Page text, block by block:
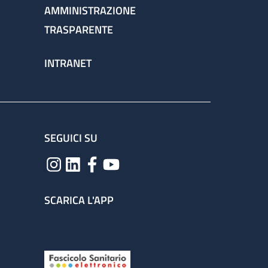
AMMINISTRAZIONE
TRASPARENTE
INTRANET
SEGUICI SU
SCARICA L'APP